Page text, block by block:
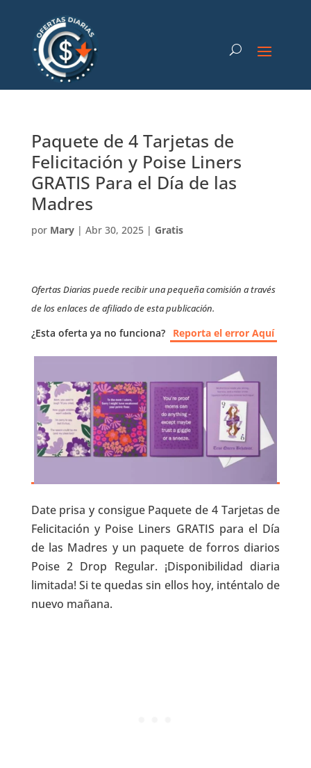
Paquete de 4 Tarjetas de
Felicitación y Poise Liners
GRATIS Para el Día de las
Madres
por Mary| Abr 30, 2025| Gratis
Ofertas Diarias puede recibir una pequeña comisión a través
de los enlaces de afiliado de esta publicación.
¿Esta oferta ya no funciona? Reporta el error Aquí
Date prisa y consigue Paquete de 4 Tarjetas de
Felicitación y Poise Liners GRATIS para el Día
de las Madres y un paquete de forros diarios
Poise 2 Drop Regular. ¡Disponibilidad diaria
limitada! Si te quedas sin ellos hoy, inténtalo de
nuevo mañana.